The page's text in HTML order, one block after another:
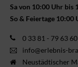
Sa von 10:00 Uhr bis
So & Feiertage 10:00
0 33 81 - 79 63 60
info@erlebnis-
Neustädtischer